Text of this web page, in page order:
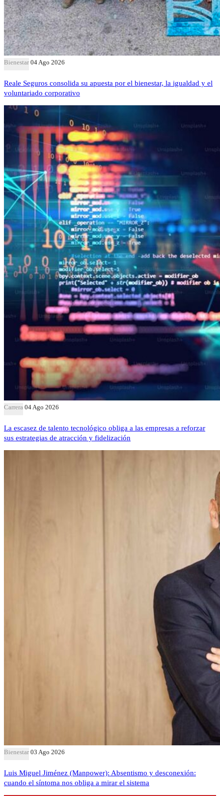
Bienestar 04 Ago 2026
Reale Seguros consolida su apuesta por el bienestar, la igualdad y el
voluntariado corporativo
Carrera 04 Ago 2026
La escasez de talento tecnológico obliga a las empresas a reforzar
sus estrategias de atracción y fidelización
Bienestar 03 Ago 2026
Luis Miguel Jiménez (Manpower): Absentismo y desconexión:
cuando el síntoma nos obliga a mirar el sistema